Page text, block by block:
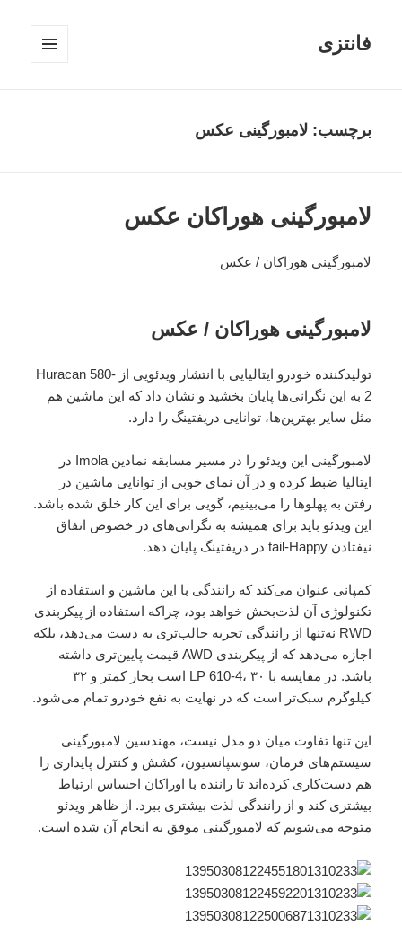
فانتزی
برچسب: لامبورگینی عکس
لامبورگینی هوراکان عکس
لامبورگینی هوراکان / عکس
لامبورگینی هوراکان / عکس
تولیدکننده خودرو ایتالیایی با انتشار ویدئویی از Huracan 580-
2 به این نگرانی‌ها پایان بخشید و نشان داد که این ماشین هم
مثل سایر بهترین‌ها، توانایی دریفتینگ را دارد.
لامبورگینی این ویدئو را در مسیر مسابقه نمادین Imola در
ایتالیا ضبط کرده و در آن نمای خوبی از توانایی ماشین در
رفتن به پهلوها را می‌بینیم، گویی برای این کار خلق شده باشد.
این ویدئو باید برای همیشه به نگرانی‌های در خصوص اتفاق
نیفتادن tail-Happy در دریفتینگ پایان دهد.
کمپانی عنوان می‌کند که رانندگی با این ماشین و استفاده از
تکنولوژی آن لذت‌بخش خواهد بود، چراکه استفاده از پیکربندی
RWD نه‌تنها از رانندگی تجربه جالب‌تری به دست می‌دهد، بلکه
اجازه می‌دهد که از پیکربندی AWD قیمت پایین‌تری داشته
باشد. در مقایسه با LP 610-4، ۳۰ اسب بخار کمتر و ۳۲
کیلوگرم سبک‌تر است که در نهایت به نفع خودرو تمام می‌شود.
این تنها تفاوت میان دو مدل نیست، مهندسین لامبورگینی
سیستم‌های فرمان، سوسپانسیون، کشش و کنترل پایداری را
هم دست‌کاری کرده‌اند تا راننده با اوراکان احساس ارتباط
بیشتری کند و از رانندگی لذت بیشتری ببرد. از ظاهر ویدئو
متوجه می‌شویم که لامبورگینی موفق به انجام آن شده است.